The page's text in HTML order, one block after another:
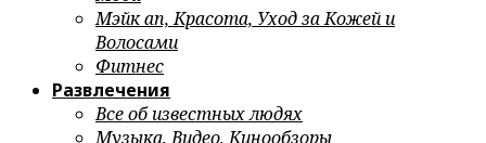
Мэйк ап, Красота, Уход за Кожей и
Волосами
Фитнес
Развлечения
Все об известных людях
Музыка, Видео, Кинообзоры